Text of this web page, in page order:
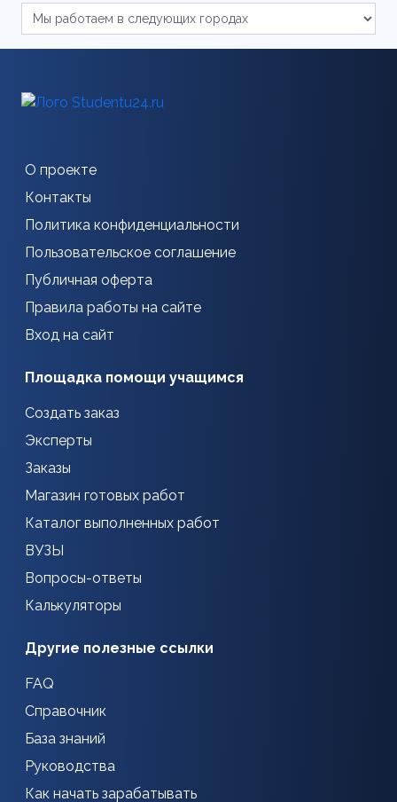
О проекте
Контакты
Политика конфиденциальности
Пользовательское соглашение
Публичная оферта
Правила работы на сайте
Вход на сайт
Площадка помощи учащимся
Создать заказ
Эксперты
Заказы
Магазин готовых работ
Каталог выполненных работ
ВУЗЫ
Вопросы-ответы
Калькуляторы
Другие полезные ссылки
FAQ
Справочник
База знаний
Руководства
Как начать зарабатывать